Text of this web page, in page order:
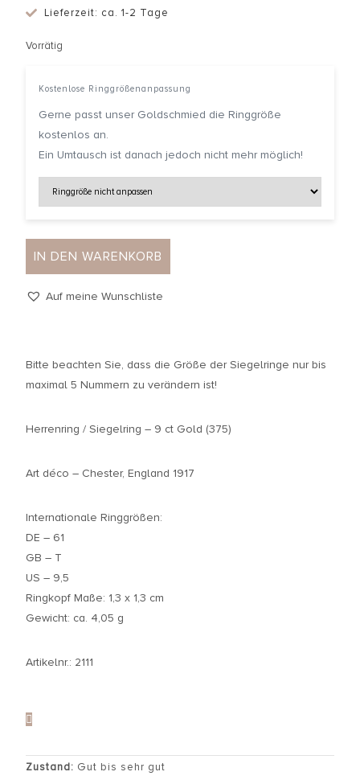
Lieferzeit: ca. 1-2 Tage
Vorrätig
Kostenlose Ringgrößenanpassung
Gerne passt unser Goldschmied die Ringgröße
kostenlos an.
Ein Umtausch ist danach jedoch nicht mehr möglich!
IN DEN WARENKORB
Auf meine Wunschliste
Bitte beachten Sie, dass die Größe der Siegelringe nur bis
maximal 5 Nummern zu verändern ist!
Herrenring / Siegelring – 9 ct Gold (375)
Art déco – Chester, England 1917
Internationale Ringgrößen:
DE – 61
GB – T
US – 9,5
Ringkopf Maße: 1,3 x 1,3 cm
Gewicht: ca. 4,05 g
Artikelnr.: 2111
Zustand: Gut bis sehr gut